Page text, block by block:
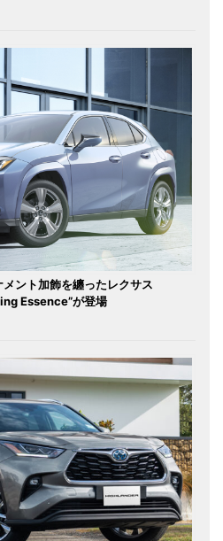
ント加飾を纏ったレクサス
Essence”が登場